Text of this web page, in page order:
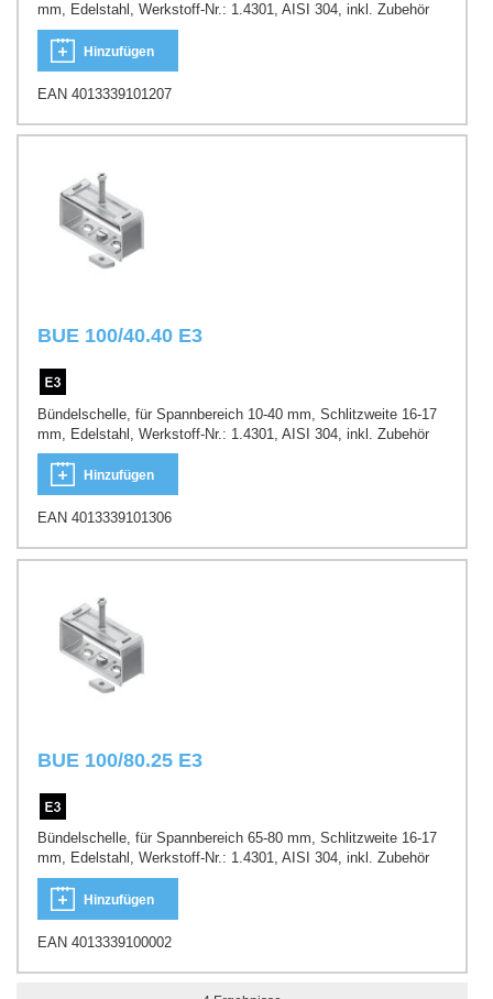
mm, Edelstahl, Werkstoff-Nr.: 1.4301, AISI 304, inkl. Zubehör
Hinzufügen
EAN 4013339101207
BUE 100/40.40 E3
Bündelschelle, für Spannbereich 10-40 mm, Schlitzweite 16-17
mm, Edelstahl, Werkstoff-Nr.: 1.4301, AISI 304, inkl. Zubehör
Hinzufügen
EAN 4013339101306
BUE 100/80.25 E3
Bündelschelle, für Spannbereich 65-80 mm, Schlitzweite 16-17
mm, Edelstahl, Werkstoff-Nr.: 1.4301, AISI 304, inkl. Zubehör
Hinzufügen
EAN 4013339100002